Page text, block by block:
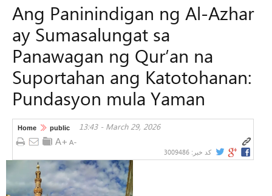
Ang Paninindigan ng Al-Azhar
ay Sumasalungat sa
Panawagan ng Qur’an na
Suportahan ang Katotohanan:
Pundasyon mula Yaman
Home public 13:43 - March 29, 2026
کد خبر: 3009486